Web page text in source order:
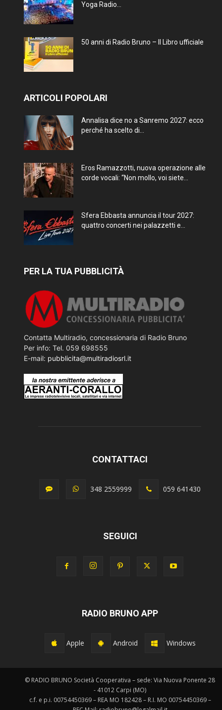
Yoga Radio...
50 anni di Radio Bruno – Il Libro ufficiale
ARTICOLI POPOLARI
Annalisa dice no a Sanremo 2027: ecco
perché ha scelto di...
Eros Ramazzotti, nuova operazione alle
corde vocali: “Non mollo, voi siete...
Sfera Ebbasta annuncia il tour 2027:
quattro concerti nei palazzetti e...
PER LA TUA PUBBLICITÀ
Contatta Multiradio, concessionaria di Radio Bruno
Per info: Tel. 059 698555
E-mail: pubblicita@multiradiosrl.it
CONTATTACI
348 2559999 059 641430
SEGUICI
RADIO BRUNO APP
Apple Android Windows
© RADIO BRUNO Società Cooperativa – sede: Via Nuova Ponente 28
- 41012 Carpi (MO)
c.f. e p.i. 00754450369 – REA MO 182428 – R.I. MO 00754450369 –